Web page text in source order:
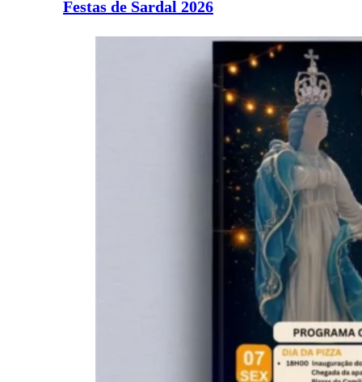
Festas de Sardal 2026